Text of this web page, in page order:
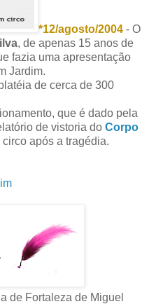
*12/agosto/2004 - O
, de apenas 15 anos de
fazia uma apresentação
Jardim.
de cerca de 300
que é dado pela
de vistoria do Corpo
após a tragédia.
de Fortaleza de Miguel